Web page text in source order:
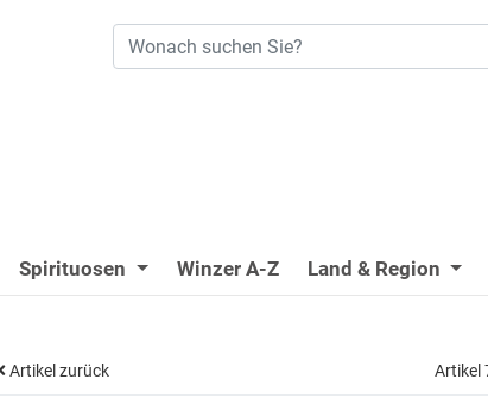
Spirituosen Winzer A-Z Land & Region
Artikel zurück Artikel